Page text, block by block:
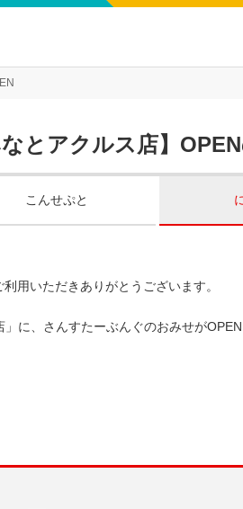
なとアクルス店】
こんせぷと
用いただきありがとうございます。
に、さんすたーぶんぐのおみせがOPEN